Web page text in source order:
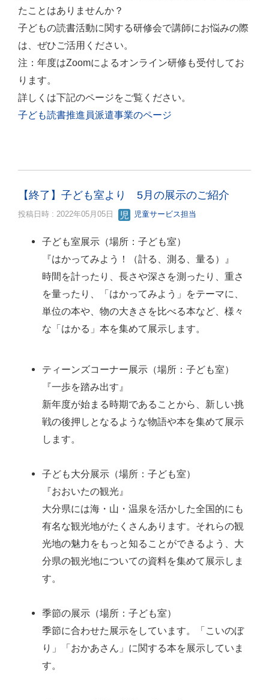
たことはありませんか？
子どもの読書活動に関する研修会で講師にお悩みの際
は、ぜひご活用ください。
注：年度はZoomによるオンライン研修も受付してお
ります。
詳しくは下記のページをご覧ください。
子ども読書推進員派遣事業のページ
【終了】子ども室より 5月の展示のご紹介
投稿日時 : 2022年05月05日 児童サービス担当
子ども室展示（場所：子ども室）
『はかってみよう！（計る、測る、量る）』
時間を計ったり、長さや深さを測ったり、重さ
を量ったり、「はかってみよう」をテーマに、
単位の本や、物の大きさを比べる本など、様々
な「はかる」本を集めて展示します。
ティーンズコーナー展示（場所：子ども室）
『一歩を踏み出す』
新年度が始まる時期であることから、新しい挑
戦の後押しとなるような物語や本を集めて展示
します。
子ども大分展示（場所：子ども室）
『おおいたの観光』
大分県には海・山・温泉を活かした全国的にも
有名な観光地がたくさんあります。それらの観
光地の魅力をもっと知ることができるよう、大
分県の観光地についての資料を集めて展示しま
す。
季節の展示（場所：子ども室）
季節に合わせた展示をしています。「こいのぼ
り」「おかあさん」に関する本を展示していま
す。